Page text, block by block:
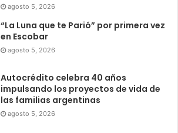
agosto 5, 2026
“La Luna que te Parió” por primera vez
en Escobar
agosto 5, 2026
Autocrédito celebra 40 años
impulsando los proyectos de vida de
las familias argentinas
agosto 5, 2026